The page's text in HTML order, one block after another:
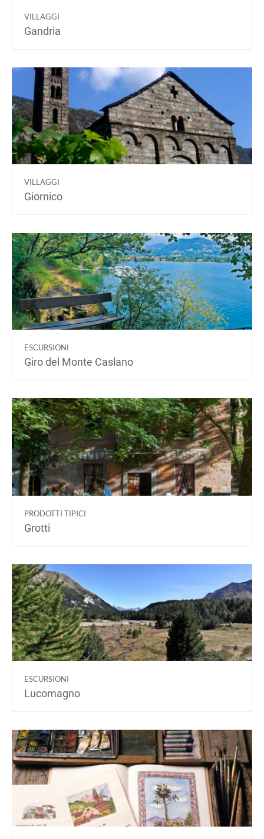
VILLAGGI
Gandria
VILLAGGI
Giornico
ESCURSIONI
Giro del Monte Caslano
PRODOTTI TIPICI
Grotti
ESCURSIONI
Lucomagno